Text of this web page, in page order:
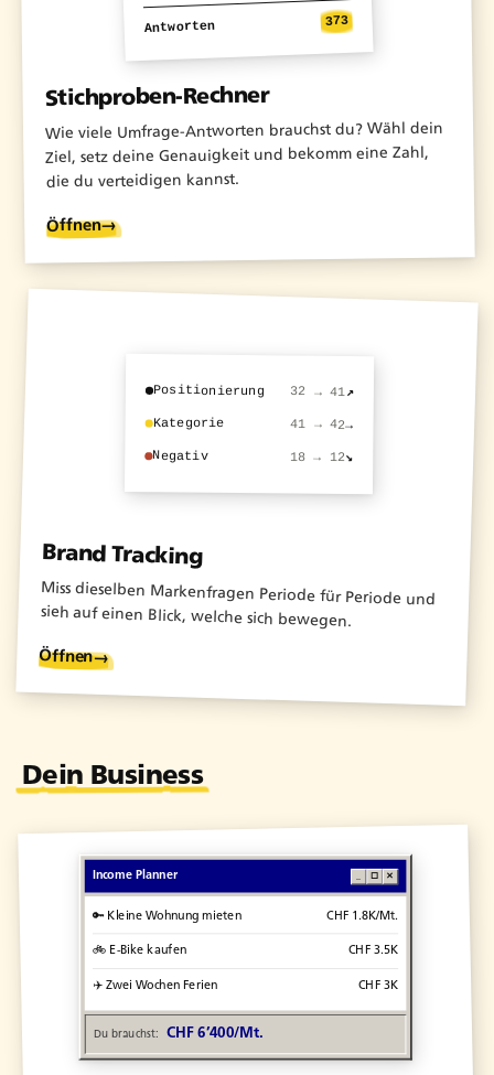
Antworten 373
Stichproben-Rechner
Wie viele Umfrage-Antworten brauchst du? Wähl dein
Ziel, setz deine Genauigkeit und bekomm eine Zahl,
die du verteidigen kannst.
Öffnen→
Positionierung 32 → 41↗
Kategorie 41 → 42→
Negativ 18 → 12↘
Brand Tracking
Miss dieselben Markenfragen Periode für Periode und
sieh auf einen Blick, welche sich bewegen.
Öffnen→
Dein Business
Income Planner □ ✕
🔑 Kleine Wohnung mieten CHF 1.8K/Mt.
🚲 E-Bike kaufen CHF 3.5K
✈️ Zwei Wochen Ferien CHF 3K
Du brauchst: CHF 6’400/ Mt.